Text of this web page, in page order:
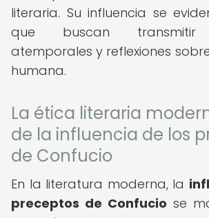
literaria. Su influencia se
que buscan transmitir
atemporales y reflexiones
humana.
La ética literaria
de la influencia de los
de Confucio
En la literatura moderna, la
preceptos de Confucio se